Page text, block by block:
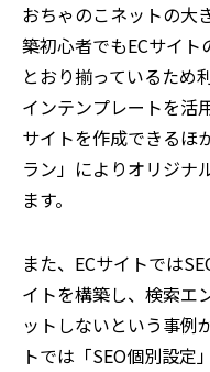
おちゃのこネットの大
築初心者でもECサイ
とおり揃っているため
インテンプレートを活
サイトを作成できるほ
ラン」によりオリジナ
ます。
また、ECサイトでは
イトを構築し、検索エ
ットしないという事例
トでは「SEO個別設定